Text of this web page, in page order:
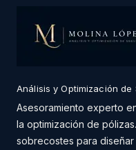
Análisis y Optimización de
Asesoramiento experto
la optimización de
sobrecostes para